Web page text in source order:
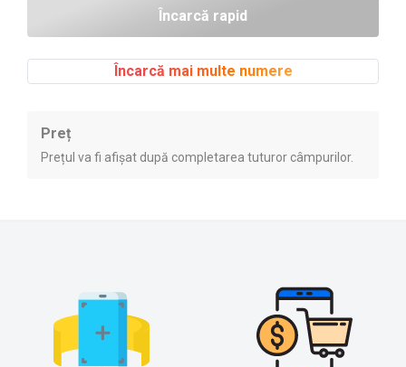
Încarcă mai multe numere
Preț
Prețul va fi afișat după completarea tuturor câmpurilor.